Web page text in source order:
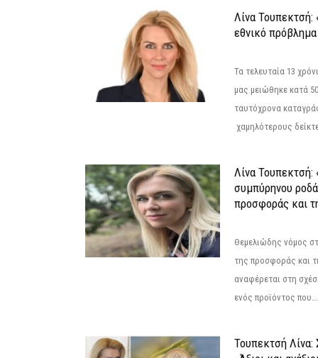
Λίνα Τουπεκτσή:
εθνικό πρόβλημα
Τα τελευταία 13
μας μειώθηκε κατά
ταυτόχρονα
χαμηλότερους
Λίνα Τουπεκτσή:
συμπύρηνου
προσφοράς και
Θεμελιώδης νόμος
της προσφοράς και
αναφέρεται στη
ενός προϊόντος που...
Τουπεκτσή